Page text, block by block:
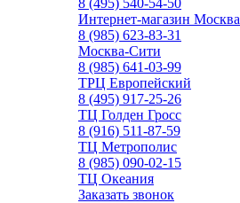
8 (495) 540-54-50
Интернет-магазин Москва
8 (985) 623-83-31
Москва-Сити
8 (985) 641-03-99
ТРЦ Европейский
8 (495) 917-25-26
ТЦ Голден Гросс
8 (916) 511-87-59
ТЦ Метрополис
8 (985) 090-02-15
ТЦ Океания
Заказать звонок